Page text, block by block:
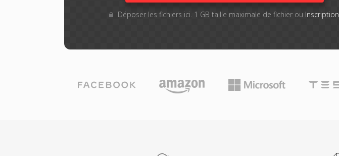
Déposer les fichiers ici. 1 GB taille maximale de fichier ou Inscription